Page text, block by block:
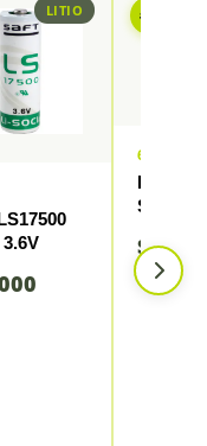
LITIO #3
64005
PILA
SAFT 2/
$